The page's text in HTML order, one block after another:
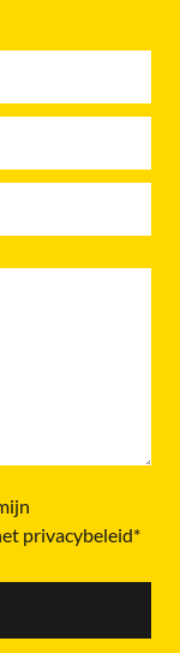
privacybeleid*